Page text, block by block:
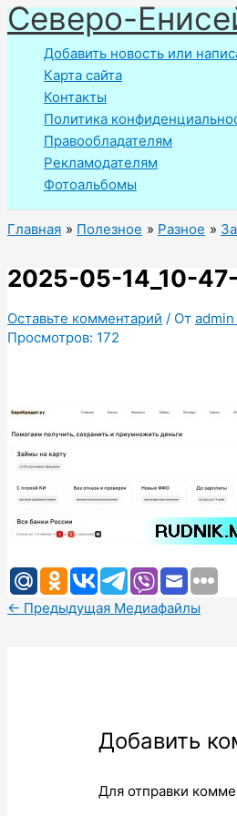
Перейти
к
содержимому
Северо-
Добавить новость или
Карта сайта
Контакты
Политика
Правообладателям
Рекламодателям
Фотоальбомы
Главная Полезное Разное
2025-05-14_10-
Оставьте комментарий / От admin
Просмотров: 172
← Предыдущая Медиафайлы
Добавить
Для отправки